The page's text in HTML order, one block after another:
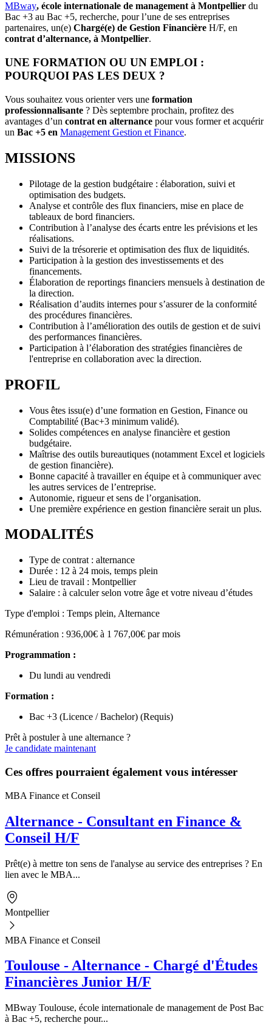
MBway, école internationale de management à Montpellier du
Bac +3 au Bac +5, recherche, pour l’une de ses entreprises
partenaires, un(e) Chargé(e) de Gestion Financière H/F, en
contrat d’alternance, à Montpellier.
UNE FORMATION OU UN EMPLOI :
POURQUOI PAS LES DEUX ?
Vous souhaitez vous orienter vers une formation
professionnalisante ? Dès septembre prochain, profitez des
avantages d’un contrat en alternance pour vous former et acquérir
un Bac +5 en Management Gestion et Finance.
MISSIONS
Pilotage de la gestion budgétaire : élaboration, suivi et
optimisation des budgets.
Analyse et contrôle des flux financiers, mise en place de
tableaux de bord financiers.
Contribution à l’analyse des écarts entre les prévisions et les
réalisations.
Suivi de la trésorerie et optimisation des flux de liquidités.
Participation à la gestion des investissements et des
financements.
Élaboration de reportings financiers mensuels à destination de
la direction.
Réalisation d’audits internes pour s’assurer de la conformité
des procédures financières.
Contribution à l’amélioration des outils de gestion et de suivi
des performances financières.
Participation à l’élaboration des stratégies financières de
l'entreprise en collaboration avec la direction.
PROFIL
Vous êtes issu(e) d’une formation en Gestion, Finance ou
Comptabilité (Bac+3 minimum validé).
Solides compétences en analyse financière et gestion
budgétaire.
Maîtrise des outils bureautiques (notamment Excel et logiciels
de gestion financière).
Bonne capacité à travailler en équipe et à communiquer avec
les autres services de l’entreprise.
Autonomie, rigueur et sens de l’organisation.
Une première expérience en gestion financière serait un plus.
MODALITÉS
Type de contrat : alternance
Durée : 12 à 24 mois, temps plein
Lieu de travail : Montpellier
Salaire : à calculer selon votre âge et votre niveau d’études
Type d'emploi : Temps plein, Alternance
Rémunération : 936,00€ à 1 767,00€ par mois
Programmation :
Du lundi au vendredi
Formation :
Bac +3 (Licence / Bachelor) (Requis)
Prêt à postuler à une alternance ?
Je candidate maintenant
Ces offres pourraient également vous intéresser
MBA Finance et Conseil
Alternance - Consultant en Finance &
Conseil H/F
Prêt(e) à mettre ton sens de l'analyse au service des entreprises ? En
lien avec le MBA...
Montpellier
MBA Finance et Conseil
Toulouse - Alternance - Chargé d'Études
Financières Junior H/F
MBway Toulouse, école internationale de management de Post Bac
à Bac +5, recherche pour...